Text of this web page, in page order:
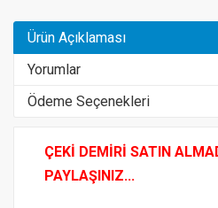
Ürün Açıklaması
Yorumlar
Ödeme Seçenekleri
ÇEKİ DEMİRİ SATIN
PAYLAŞINIZ...